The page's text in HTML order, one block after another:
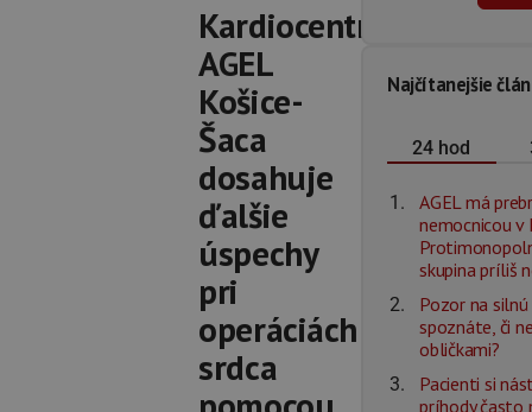
Kardiocentrum
AGEL
Košice-
Šaca
dosahuje
ďalšie
úspechy
pri
operáciách
srdca
Najčítanejšie
24 hod
AGEL má
nemocnicou v
skupina príliš
Pozor na
spoznáte, či
obličkami?
Pacienti si
príhody často